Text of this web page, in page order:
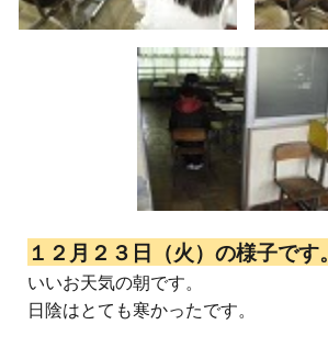
１２月２３日（火）の様子です。
いいお天気の朝です。
日陰はとても寒かったです。